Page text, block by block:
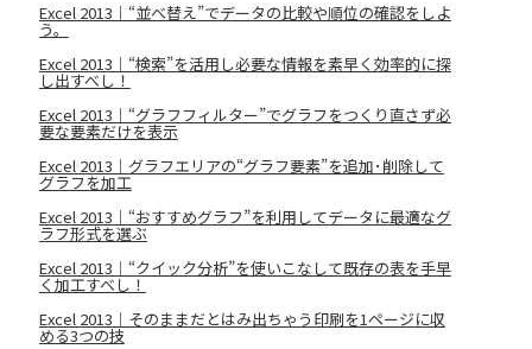
Excel 2013｜“並べ替え”でデータの比較や順位の確認をしよ
う。
Excel 2013｜“検索”を活用し必要な情報を素早く効率的に探
し出すべし！
Excel 2013｜“グラフフィルター”でグラフをつくり直さず必
要な要素だけを表示
Excel 2013｜グラフエリアの“グラフ要素”を追加･削除して
グラフを加工
Excel 2013｜“おすすめグラフ”を利用してデータに最適なグ
ラフ形式を選ぶ
Excel 2013｜“クイック分析”を使いこなして既存の表を手早
く加工すべし！
Excel 2013｜そのままだとはみ出ちゃう印刷を1ページに収
める3つの技